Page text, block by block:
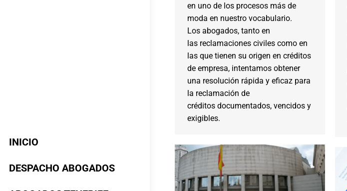
INICIO
DESPACHO ABOGADOS
en uno de los procesos más de
moda en nuestro vocabulario.
Los abogados, tanto en
las reclamaciones civiles como en
las que tienen su origen en créditos
de empresa, intentamos obtener
una resolución rápida y eficaz para
la reclamación de
créditos documentados, vencidos y
exigibles.